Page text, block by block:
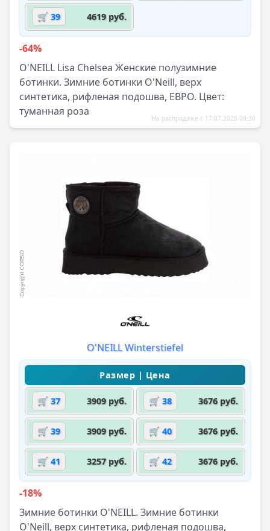
🛒 39 4619 руб.
-64%
O'NEILL Lisa Chelsea Женские полузимние
ботинки. Зимние ботинки O'Neill, верх
синтетика, рифленая подошва, ЕВРО. Цвет:
туманная роза
На распродаже с 17.07.2026 09:30
O'NEILL Winterstiefel
🛒 37 3909 руб. 🛒 38 3676 руб.
🛒 39 3909 руб. 🛒 40 3676 руб.
🛒 41 3257 руб. 🛒 42 3676 руб.
-18%
Зимние ботинки O'NEILL. Зимние ботинки
O'Neill, верх синтетика, рифленая подошва,